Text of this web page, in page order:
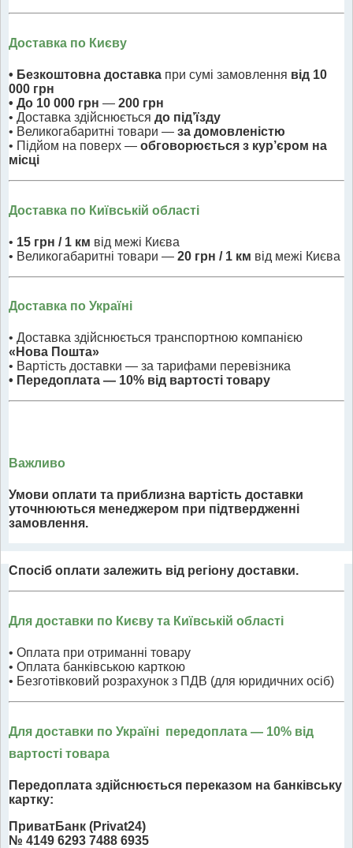
Доставка по Києву
• Безкоштовна доставка при сумі замовлення від 10
000 грн
• До 10 000 грн — 200 грн
• Доставка здійснюється до під’їзду
• Великогабаритні товари — за домовленістю
• Підйом на поверх — обговорюється з кур’єром на
місці
Доставка по Київській області
• 15 грн / 1 км від межі Києва
• Великогабаритні товари — 20 грн / 1 км від межі Києва
Доставка по Україні
• Доставка здійснюється транспортною компанією
«Нова Пошта»
• Вартість доставки — за тарифами перевізника
• Передоплата — 10% від вартості товару
Важливо
Умови оплати та приблизна вартість доставки
уточнюються менеджером при підтвердженні
замовлення.
Спосіб оплати залежить від регіону доставки.
Для доставки по Києву та Київській області
• Оплата при отриманні товару
• Оплата банківською карткою
• Безготівковий розрахунок з ПДВ (для юридичних осіб)
Для доставки по Україні передоплата — 10% від
вартості товара
Передоплата здійснюється переказом на банківську
картку:
ПриватБанк (Privat24)
№ 4149 6293 7488 6935